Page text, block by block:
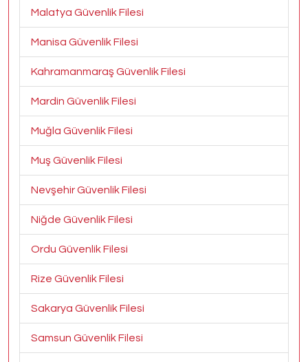
Malatya Güvenlik Filesi
Manisa Güvenlik Filesi
Kahramanmaraş Güvenlik Filesi
Mardin Güvenlik Filesi
Muğla Güvenlik Filesi
Muş Güvenlik Filesi
Nevşehir Güvenlik Filesi
Niğde Güvenlik Filesi
Ordu Güvenlik Filesi
Rize Güvenlik Filesi
Sakarya Güvenlik Filesi
Samsun Güvenlik Filesi